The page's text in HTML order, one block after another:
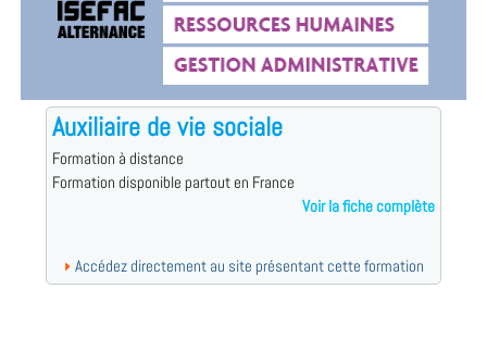
Auxiliaire de vie sociale
Formation à distance
Formation disponible partout en France
Voir la fiche complète
Accédez directement au site présentant cette formation